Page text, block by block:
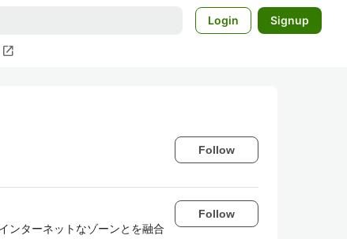
Login Signup
open_in_new
Follow
ンターネットなゾーンとを融合
Follow